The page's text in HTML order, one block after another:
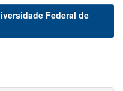
Federal de